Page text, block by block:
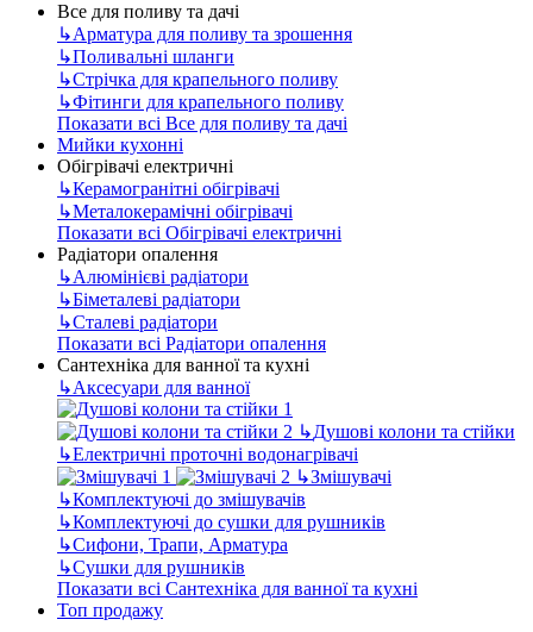
Все для поливу та дачі
↳Арматура для поливу та зрошення
↳Поливальні шланги
↳Стрічка для крапельного поливу
↳Фітинги для крапельного поливу
Показати всі Все для поливу та дачі
Мийки кухонні
Обігрівачі електричні
↳Керамогранітні обігрівачі
↳Металокерамічні обігрівачі
Показати всі Обігрівачі електричні
Радіатори опалення
↳Алюмінієві радіатори
↳Біметалеві радіатори
↳Сталеві радіатори
Показати всі Радіатори опалення
Сантехніка для ванної та кухні
↳Аксесуари для ванної
↳Душові колони та стійки
↳Електричні проточні водонагрівачі
↳Змішувачі
↳Комплектуючі до змішувачів
↳Комплектуючі до сушки для рушників
↳Сифони, Трапи, Арматура
↳Сушки для рушників
Показати всі Сантехніка для ванної та кухні
Топ продажу